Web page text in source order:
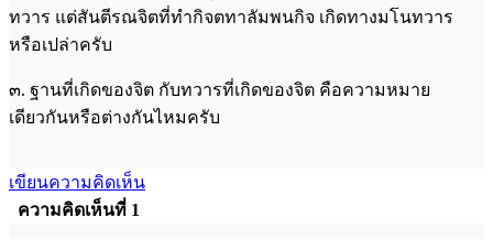
ทวาร แต่สันตีรณจิตที่ทำกิจตทาลัมพนกิจ เกิดทางมโนทวาร
หรือเปล่าครับ
๓. ฐานที่เกิดของจิต กับทวารที่เกิดของจิต คือความหมาย
เดียวกันหรือต่างกันไหมครับ
เขียนความคิดเห็น
ความคิดเห็นที่ 1